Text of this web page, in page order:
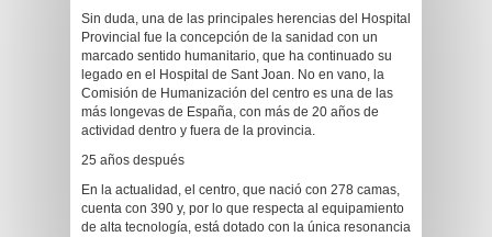
Sin duda, una de las principales herencias del Hospital
Provincial fue la concepción de la sanidad con un
marcado sentido humanitario, que ha continuado su
legado en el Hospital de Sant Joan. No en vano, la
Comisión de Humanización del centro es una de las
más longevas de España, con más de 20 años de
actividad dentro y fuera de la provincia.
25 años después
En la actualidad, el centro, que nació con 278 camas,
cuenta con 390 y, por lo que respecta al equipamiento
de alta tecnología, está dotado con la única resonancia